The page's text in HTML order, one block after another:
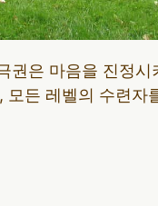
권은 마음을 진정
든 레벨의 수련자